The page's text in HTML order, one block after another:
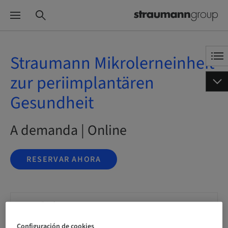
Straumann Mikrolerneinheit
zur periimplantären
Gesundheit
A demanda | Online
RESERVAR AHORA
Estado